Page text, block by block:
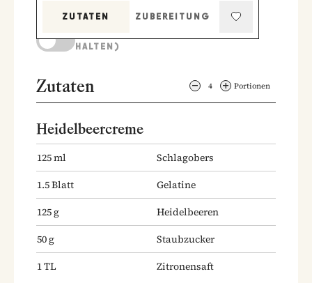
ZUTATEN
ZUBEREITUNG
HALTEN)
Zutaten 4 Portionen
Heidelbeercreme
125ml
Schlagobers
1.5Blatt
Gelatine
125g
Heidelbeeren
50g
Staubzucker
1TL Zitronensaft